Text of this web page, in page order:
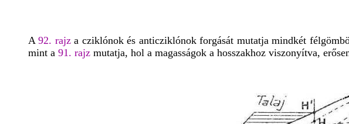
A92. rajza cziklónok és anticziklónok forgását mutatja mindkét
mint a 91. rajz mutatja, hol a magasságok a hosszakhoz viszonyítva,